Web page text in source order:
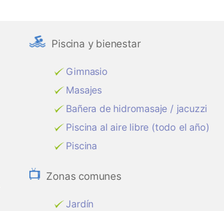
Piscina y bienestar
Gimnasio
Masajes
Bañera de hidromasaje / jacuzzi
Piscina al aire libre (todo el año)
Piscina
Zonas comunes
Jardín